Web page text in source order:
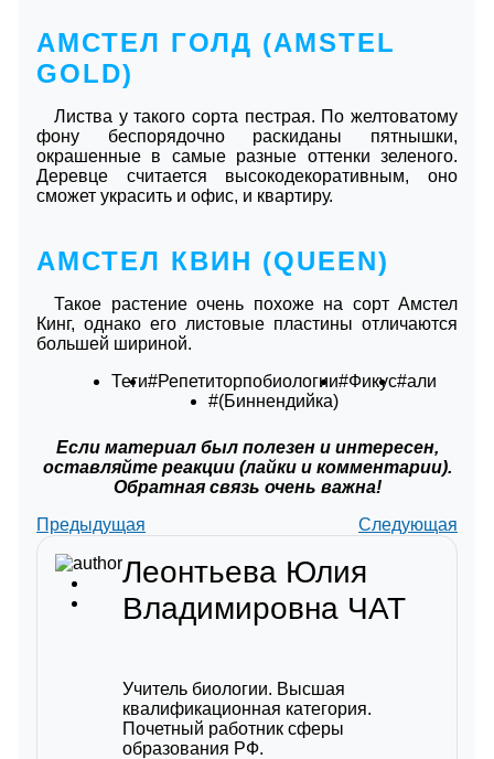
АМСТЕЛ ГОЛД (AMSTEL
GOLD)
Листва у такого сорта пестрая. По желтоватому
фону беспорядочно раскиданы пятнышки,
окрашенные в самые разные оттенки зеленого.
Деревце считается высокодекоративным, оно
сможет украсить и офис, и квартиру.
АМСТЕЛ КВИН (QUEEN)
Такое растение очень похоже на сорт Амстел
Кинг, однако его листовые пластины отличаются
большей шириной.
Теги#Репетиторпобиологии#Фикус#али
#(Биннендийка)
Если материал был полезен и интересен,
оставляйте реакции (лайки и комментарии).
Обратная связь очень важна!
Предыдущая
Следующая
Леонтьева Юлия
Владимировна ЧАТ
Учитель биологии. Высшая
квалификационная категория.
Почетный работник сферы
образования РФ.